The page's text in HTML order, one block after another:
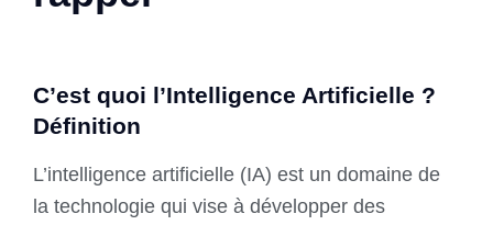
C’est quoi l’Intelligence Artificielle ?
Définition
L’intelligence artificielle (IA) est un domaine de
la technologie qui vise à développer des